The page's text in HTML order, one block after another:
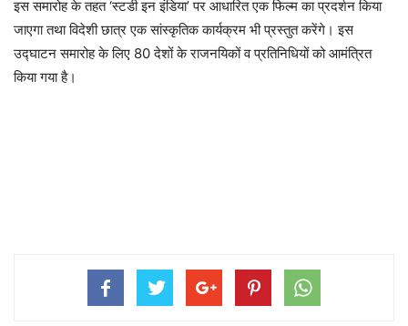
इस समारोह के तहत ‘स्टडी इन इंडिया’ पर आधारित एक फिल्म का प्रदर्शन किया
जाएगा तथा विदेशी छात्र एक सांस्कृतिक कार्यक्रम भी प्रस्तुत करेंगे। इस
उद्घाटन समारोह के लिए 80 देशों के राजनयिकों व प्रतिनिधियों को आमंत्रित
किया गया है।